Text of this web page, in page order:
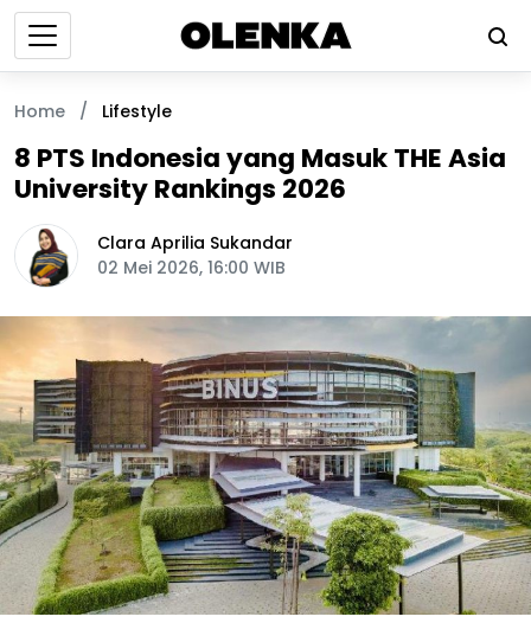
Home / Lifestyle
8 PTS Indonesia yang Masuk THE Asia
University Rankings 2026
Clara Aprilia Sukandar
02 Mei 2026, 16:00 WIB